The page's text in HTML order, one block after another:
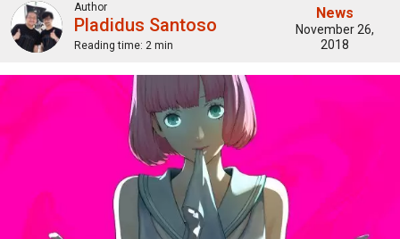
Author
Pladidus Santoso
Reading time: 2 min
News
November 26,
2018